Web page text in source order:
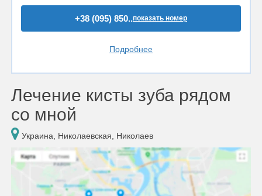
+38 (095) 850..показать номер
Подробнее
Лечение кисты зуба рядом
со мной
Украина, Николаевская, Николаев